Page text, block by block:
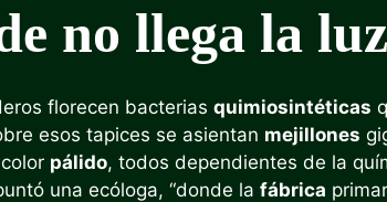
no llega la luz
florecen bacterias quimiosintéticas
esos tapices se asientan mejillones
pálido, todos dependientes de la
una ecóloga, “donde la fábrica